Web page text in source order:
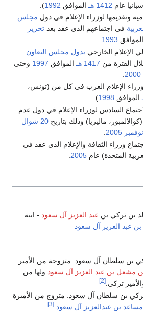
عام 1412 هـ الموافق1992
).
لوزراء الإعلام في دولمجلس
في اجتماعهم الذي عقد بعدتحرير
1993
.
الخارجي بدول مجلس التعاون
من 1417 هـ الموافق1997وحتى
.
الإعلام العرب في كل من (تونس،
1998
).
السادس لوزراء الإعلام في دول عدم
ماليزيا) وذلك بتاريخ20 شوال
2005
.
وزراء الثقافة والإعلام الذي عقد في
المتحدة) عام 2005
.
تركي بن عبد العزيز آل سعود- ابنة
العزيز آل سعود
بن سلطان آل سعود. متزوجة من الأمير
بن عبد العزيز آل سعودولها من
تركي.
بن سلطان آل سعود. متزوج من الأميرة
بن عبدالعزيز آل سعود.